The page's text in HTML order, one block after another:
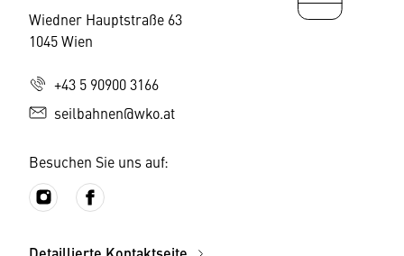
Wiedner Hauptstraße 63
1045 Wien
+43 5 90900 3166
seilbahnen@wko.at
Besuchen Sie uns auf: